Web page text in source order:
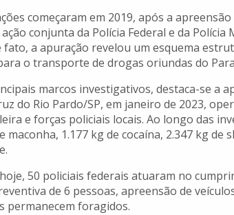
começaram em 2019, após a
conjunta da Polícia Federal e da
fato, a apuração revelou um esquema
o transporte de drogas oriundas do
marcos investigativos, destaca-se a
do Rio Pardo/SP, em janeiro de 2023,
e forças policiais locais. Ao longo das
maconha, 1.177 kg de cocaína, 2.347 kg
50 policiais federais atuaram no
de 6 pessoas, apreensão de
permanecem foragidos.